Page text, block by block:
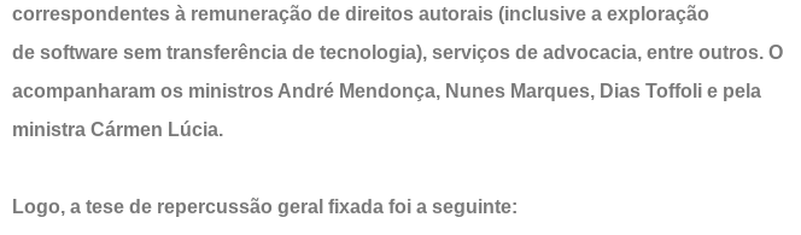
correspondentes à remuneração de direitos autorais (inclusive a exploração
de software sem transferência de tecnologia), serviços de advocacia, entre outros. O
acompanharam os ministros André Mendonça, Nunes Marques, Dias Toffoli e pela
ministra Cármen Lúcia.
Logo, a tese de repercussão geral fixada foi a seguinte: